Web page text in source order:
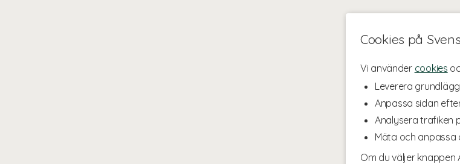
Cookies på
Vi använder cookies
Leverera
Anpassa sidan
Analysera trafiken
Mäta och
Om du väljer